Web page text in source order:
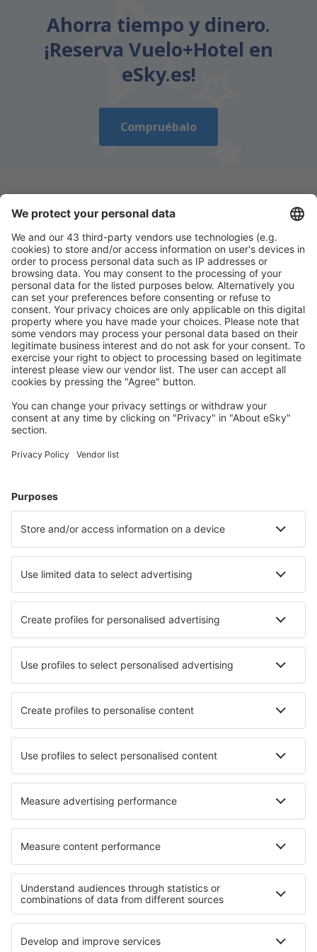
Ahorra tiempo y dinero.
¡Reserva Vuelo+Hotel en
eSky.es!
Compruébalo
Descarga nuestra appy planifica
cómodamente tus viajes
Planifica tu viaje
Vuelos baratos
Escapadas
Vuelo+Hotel
Hoteles
Traslados
Atracciones
Eventos deportivos
Aprende más
Mejor Precio Garantizado
Aplicación móvil
Aerolíneas
Ryanair
Vueling
Iberia
Air Europa
Wizz Air
Sobre eSky
Términos y condiciones
Mis reservas
Política de privacidad
Asistencia y contacto